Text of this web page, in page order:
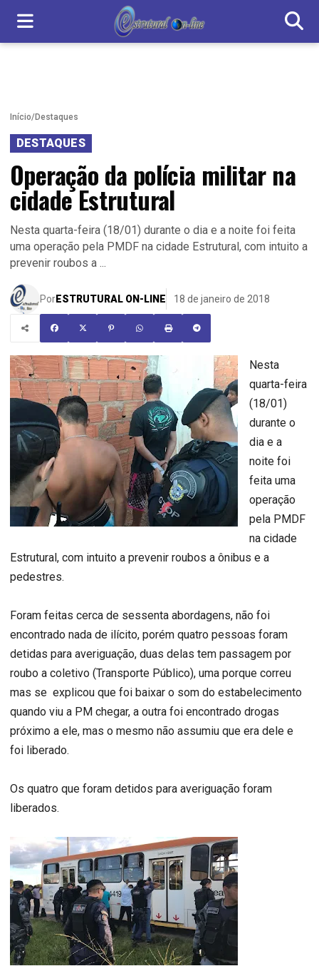
Início/Destaques
DESTAQUES
Operação da polícia militar na
cidade Estrutural
Nesta quarta-feira (18/01) durante o dia e a noite foi feita
uma operação pela PMDF na cidade Estrutural, com intuito a
prevenir roubos a ...
PorESTRUTURAL ON-LINE 18 de janeiro de 2018
Nesta
quarta-feira
(18/01)
durante o
dia e a
noite foi
feita uma
operação
pela PMDF
na cidade
Estrutural, com intuito a prevenir roubos a ônibus e a
pedestres.
Foram feitas cerca de sessenta abordagens, não foi
encontrado nada de ilícito, porém quatro pessoas foram
detidas para averiguação, duas delas tem passagem por
roubo a coletivo (Transporte Público), uma porque correu
mas se explicou que foi baixar o som do estabelecimento
quando viu a PM chegar, a outra foi encontrado drogas
próximo a ele, mas o mesmo não assumiu que era dele e
foi liberado.
Os quatro que foram detidos para averiguação foram
liberados.